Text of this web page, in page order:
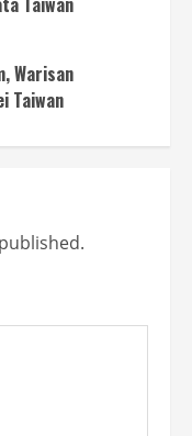
Warisan
Taiwan